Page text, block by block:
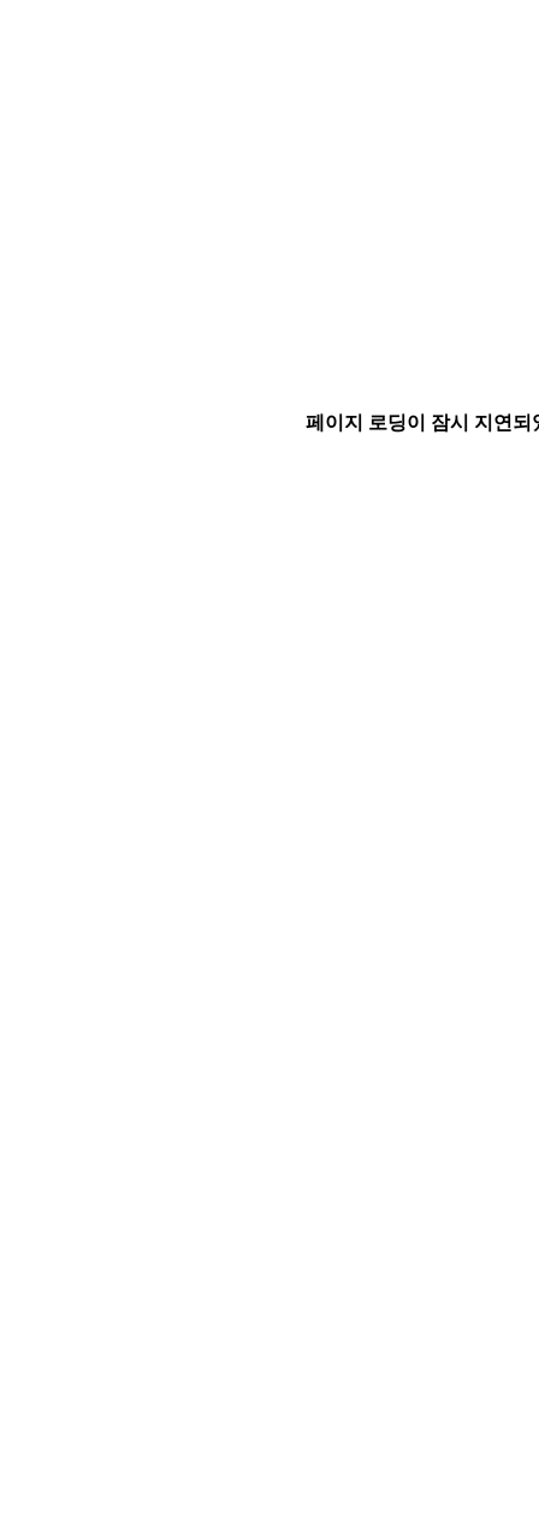
페이지 로딩이 잠시 지연